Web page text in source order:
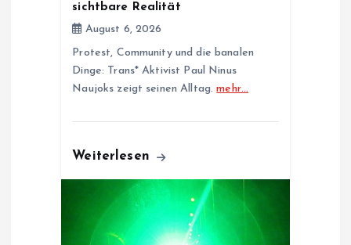
sichtbare Realität
August 6, 2026
Protest, Community und die banalen
Dinge: Trans* Aktivist Paul Ninus
Naujoks zeigt seinen Alltag.mehr…
Weiterlesen